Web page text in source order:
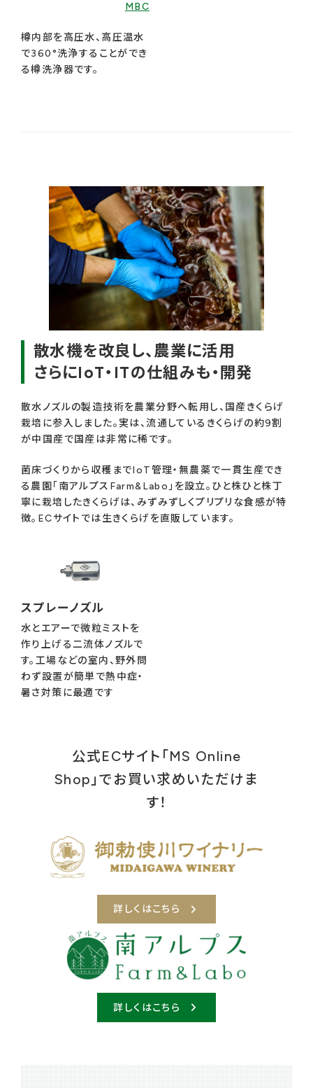
MBC
樽内部を高圧水、高圧温水
で360°洗浄することができ
る樽洗浄器です。
散水機を改良し、農業に活用
さらにIoT・ITの仕組みも・開発
散水ノズルの製造技術を農業分野へ転用し、国産きくらげ
栽培に参入しました。実は、流通しているきくらげの約9割
が中国産で国産は非常に稀です。
菌床づくりから収穫までIoT管理・無農薬で一貫生産でき
る農園「南アルプスFarm&Labo」を設立。ひと株ひと株丁
寧に栽培したきくらげは、みずみずしくプリプリな食感が特
徴。ECサイトでは生きくらげを直販しています。
スプレーノズル
水とエアーで微粒ミストを
作り上げる二流体ノズルで
す。工場などの室内、野外問
わず設置が簡単で熱中症・
暑さ対策に最適です
公式ECサイト「MS Online
Shop」でお買い求めいただけま
す！
詳しくはこちら
詳しくはこちら